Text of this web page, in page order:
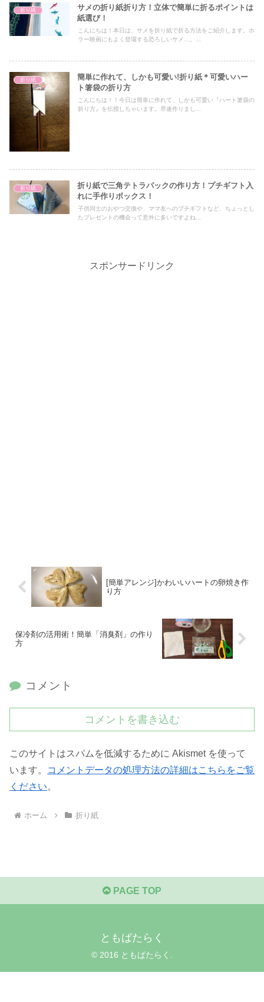
折り紙
サメの折り紙折り方！立体で簡単に折るポイントは
紙選び！
こんにちは！本日は、サメを折り紙で折る方法をご紹介します。ホ
ラー映画にもよく登場する恐ろしいサメ…。...
折り紙
簡単に作れて、しかも可愛い!折り紙＊可愛いハー
ト箸袋の折り方
こんにちは！！今日は簡単に作れて、しかも可愛い『ハート箸袋の
折り方』を伝授しちゃいます。早速作りまし...
折り紙
折り紙で三角テトラパックの作り方！プチギフト入
れに手作りボックス！
子供同士のおやつ交換や、ママ友へのプチギフトなど、ちょっとし
たプレゼントの機会って意外に多いですよね...
スポンサードリンク
[簡単アレンジ]かわいいハートの卵焼き作
り方
保冷剤の活用術！簡単「消臭剤」の作り
方
コメント
コメントを書き込む
このサイトはスパムを低減するために Akismet を使って
います。
コメントデータの処理方法の詳細はこちらをご覧
ください。
ホーム 折り紙
PAGE TOP
ともばたらく
© 2016 ともばたらく.